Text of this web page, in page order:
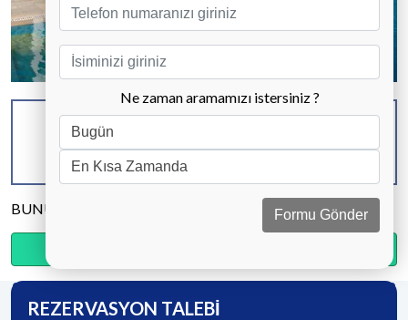
Tüm Fotoğrafları Göster
KAPASİTE
8 KİŞİ
BANYO & WC
4 ADET
YATAK ODASI
BUNU PAYLAŞ
REZERVASYON TALEBİ
Ne zaman aramamızı istersiniz ?
Formu Gönder